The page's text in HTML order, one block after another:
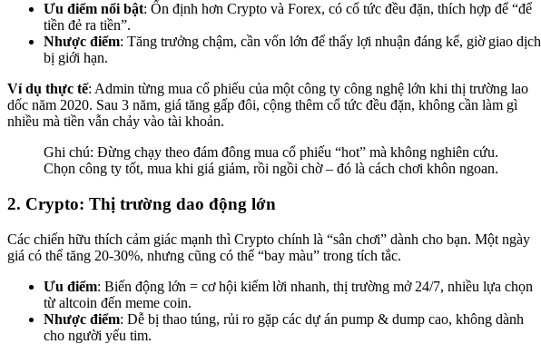
Ưu điểm nổi bật: Ổn định hơn Crypto và Forex, có cổ tức đều đặn, thích hợp để “để
tiền đẻ ra tiền”.
Nhược điểm: Tăng trưởng chậm, cần vốn lớn để thấy lợi nhuận đáng kể, giờ giao dịch
bị giới hạn.
Ví dụ thực tế: Admin từng mua cổ phiếu của một công ty công nghệ lớn khi thị trường lao
dốc năm 2020. Sau 3 năm, giá tăng gấp đôi, cộng thêm cổ tức đều đặn, không cần làm gì
nhiều mà tiền vẫn chảy vào tài khoản.
Ghi chú: Đừng chạy theo đám đông mua cổ phiếu “hot” mà không nghiên cứu.
Chọn công ty tốt, mua khi giá giảm, rồi ngồi chờ – đó là cách chơi khôn ngoan.
2. Crypto: Thị trường dao động lớn
Các chiến hữu thích cảm giác mạnh thì Crypto chính là “sân chơi” dành cho bạn. Một ngày
giá có thể tăng 20-30%, nhưng cũng có thể “bay màu” trong tích tắc.
Ưu điểm: Biến động lớn = cơ hội kiếm lời nhanh, thị trường mở 24/7, nhiều lựa chọn
từ altcoin đến meme coin.
Nhược điểm: Dễ bị thao túng, rủi ro gặp các dự án pump & dump cao, không dành
cho người yếu tim.